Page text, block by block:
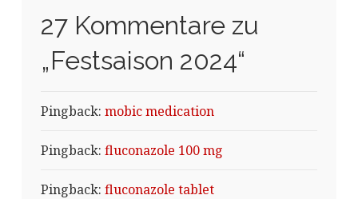
27 Kommentare zu
„Festsaison 2024“
Pingback: mobic medication
Pingback: fluconazole 100 mg
Pingback: fluconazole tablet